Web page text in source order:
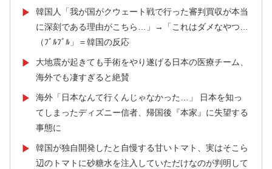
▶
韓国人「我が国がクウェート戦で行った審判買収が本当
に深刻である理由がこちら…」→「これはダメなやつ…
（ﾌﾞﾙﾌﾞﾙ」＝韓国の反応
▶
大地震が起きても手術をやり遂げる日本の医療チーム、
海外でも凄すぎると絶賛
▶
海外「日本なんて行くんじゃなかった…」 日本を知っ
てしまったディズニー信者、帰国後『本家』に失望する
事態に
▶
韓国が独自開発したと自慢する甘いトマト、実はそこら
辺のトマトに砂糖水を注入していただけなのが判明して